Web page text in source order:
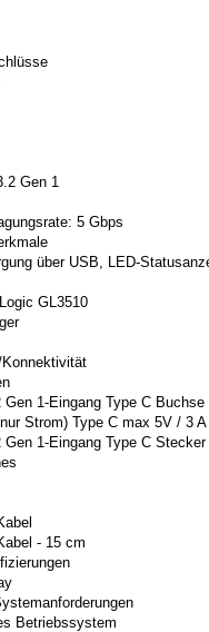
Gen 1
5 Gbps
über USB, LED-
GL3510
1-Eingang Type C Buchse
Strom) Type C max 5V / 3 A
Gen 1-Eingang Type C Stecker
- 15 cm
Betriebssystem